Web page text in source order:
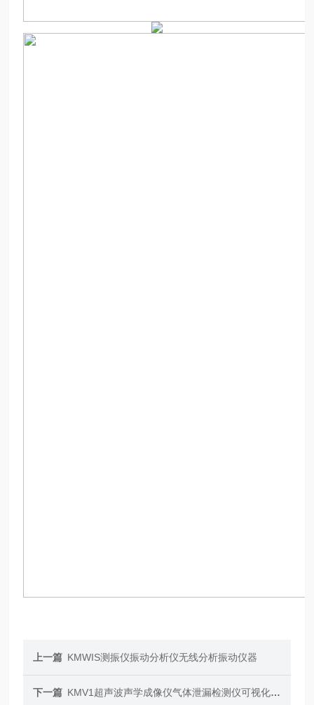
上一篇 KMWIS测振仪振动分析仪无线分析振动仪器
下一篇 KMV1超声波声学成像仪气体泄漏检测仪可视化成像